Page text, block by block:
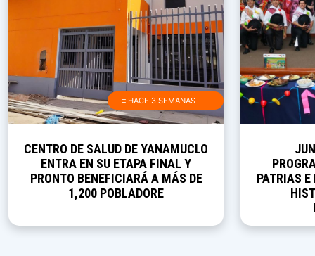
≡ HACE 3 SEMANAS
CENTRO DE SALUD DE YANAMUCLO
ENTRA EN SU ETAPA FINAL Y
PRONTO BENEFICIARÁ A MÁS DE
1,200 POBLADORE
PATRIAS